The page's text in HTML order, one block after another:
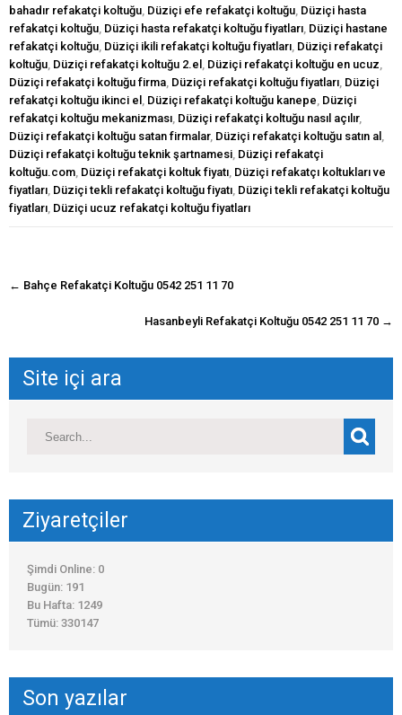
bahadır refakatçi koltuğu Düziçi efe refakatçi koltuğu Düziçi hasta
refakatçi koltuğu Düziçi hasta refakatçi koltuğu fiyatları Düziçi hastane
refakatçi koltuğu Düziçi ikili refakatçi koltuğu fiyatları Düziçi refakatçi
koltuğu Düziçi refakatçi koltuğu 2.el Düziçi refakatçi koltuğu en ucuz
Düziçi refakatçi koltuğu firma Düziçi refakatçi koltuğu fiyatları Düziçi
refakatçi koltuğu ikinci el
Düziçi refakatçi koltuğu kanepe Düziçi
refakatçi koltuğu mekanizması Düziçi refakatçi koltuğu nasıl açılır,
Düziçi refakatçi koltuğu satan firmalar, Düziçi refakatçi koltuğu satın al
Düziçi refakatçi koltuğu teknik şartnamesi Düziçi refakatçi
koltuğu.com Düziçi refakatçi koltuk fiyatı Düziçi refakatçı koltukları ve
fiyatları Düziçi tekli refakatçi koltuğu fiyatı Düziçi tekli refakatçi koltuğu
fiyatları Düziçi ucuz refakatçi koltuğu fiyatları
navigasyon
← Bahçe Refakatçi Koltuğu 0542 251 11 70
Hasanbeyli Refakatçi Koltuğu 0542 251 11 70 →
Site içi ara
Ziyaretçiler
Şimdi Online: 0
Bugün: 191
Bu Hafta: 1249
Tümü: 330147
Son yazılar